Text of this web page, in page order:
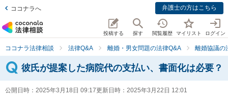
ココナラへ 弁護士の方はこちら
投稿する 探す 閲覧履歴 マイリスト ログイン
ココナラ法律相談 法律Q&A 離婚・男女問題の法律Q&A 離婚協議の
彼氏が提案した病院代の支払い、書面化は必要？
公開日時： 2025年3月18日 09:17更新日時： 2025年3月22日 12:01